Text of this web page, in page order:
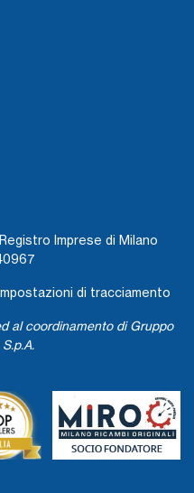
Imprese di Milano
Impostazioni di tracciamento
al coordinamento di Gruppo